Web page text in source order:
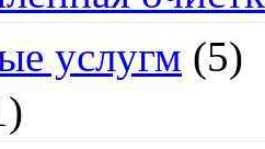
услугм (5)